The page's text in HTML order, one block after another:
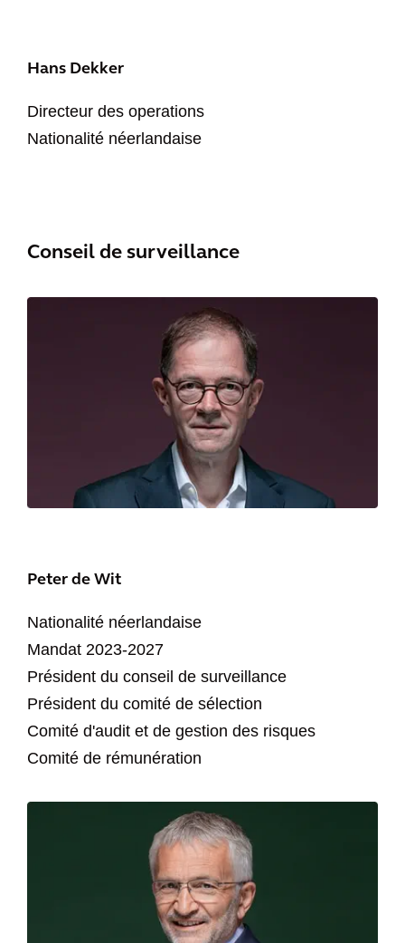
Hans Dekker
Directeur des operations
Nationalité néerlandaise
Conseil de surveillance
Peter de Wit
Nationalité néerlandaise
Mandat 2023-2027
Président du conseil de surveillance
Président du comité de sélection
Comité d'audit et de gestion des risques
Comité de rémunération